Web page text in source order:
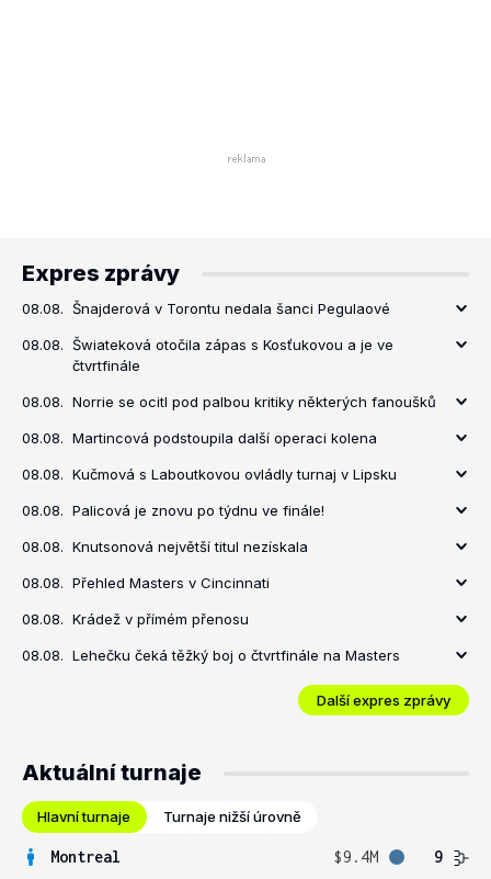
Expres zprávy
08.08. Šnajderová v Torontu nedala šanci Pegulaové
08.08. Šwiateková otočila zápas s Kosťukovou a je ve
čtvrtfinále
08.08. Norrie se ocitl pod palbou kritiky některých fanoušků
08.08. Martincová podstoupila další operaci kolena
08.08. Kučmová s Laboutkovou ovládly turnaj v Lipsku
08.08. Palicová je znovu po týdnu ve finále!
08.08. Knutsonová největší titul nezískala
08.08. Přehled Masters v Cincinnati
08.08. Krádež v přímém přenosu
08.08. Lehečku čeká těžký boj o čtvrtfinále na Masters
Další expres zprávy
Aktuální turnaje
Hlavní turnaje Turnaje nižší úrovně
Montreal $9.4M
9